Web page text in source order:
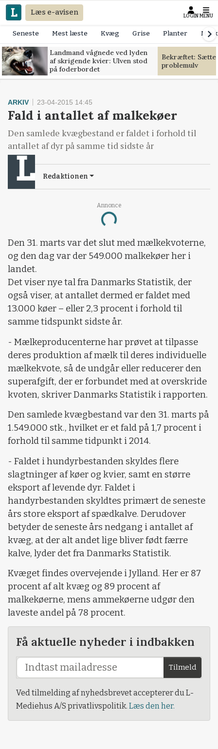
Læs e-avisen LOGIN MENU
Seneste Mest læste Kvæg Grise Planter
Landmand vågnede ved lyden
af skrigende kvier: Ulven stod
på foderbordet
Bekræftet:
problemulv
Annonce
Loading...
ARKIV 23-04-2015 14:45
Fald i antallet af malkekøer
Den samlede kvægbestand er faldet i forhold til
antallet af dyr på samme tid sidste år
Redaktionen
Den 31. marts var det slut med mælkekvoterne,
og den dag var der 549.000 malkekøer her i
landet.
Det viser nye tal fra Danmarks Statistik, der
også viser, at antallet dermed er faldet med
13.000 køer – eller 2,3 procent i forhold til
samme tidspunkt sidste år.
- Mælkeproducenterne har prøvet at tilpasse
deres produktion af mælk til deres individuelle
mælkekvote, så de undgår eller reducerer den
superafgift, der er forbundet med at overskride
kvoten, skriver Danmarks Statistik i rapporten.
Den samlede kvægbestand var den 31. marts på
1.549.000 stk., hvilket er et fald på 1,7 procent i
forhold til samme tidpunkt i 2014.
- Faldet i hundyrbestanden skyldes flere
slagtninger af køer og kvier, samt en større
eksport af levende dyr. Faldet i
handyrbestanden skyldtes primært de seneste
års store eksport af spædkalve. Derudover
betyder de seneste års nedgang i antallet af
kvæg, at der alt andet lige bliver født færre
kalve, lyder det fra Danmarks Statistik.
Kvæget findes overvejende i Jylland. Her er 87
procent af alt kvæg og 89 procent af
malkekøerne, mens ammekøerne udgør den
laveste andel på 78 procent.
Få aktuelle nyheder i indbakken
Tilmeld
Ved tilmelding af nyhedsbrevet accepterer du L-
Mediehus A/S privatlivspolitik. Læs den her.